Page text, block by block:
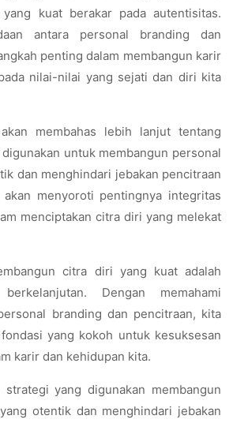
kuat berakar pada autentisitas.
antara personal branding dan
penting dalam membangun karir
nilai-nilai yang sejati dan diri kita
membahas lebih lanjut tentang
untuk membangun personal
dan menghindari jebakan pencitraan
menyoroti pentingnya integritas
menciptakan citra diri yang melekat
citra diri yang kuat adalah
Dengan memahami
branding dan pencitraan, kita
yang kokoh untuk kesuksesan
karir dan kehidupan kita.
strategi yang digunakan membangun
otentik dan menghindari jebakan